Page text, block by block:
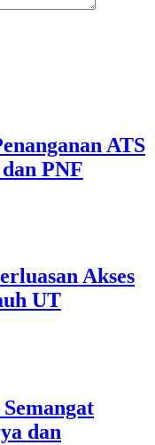
ATS
PNF
Akses
UT
dan